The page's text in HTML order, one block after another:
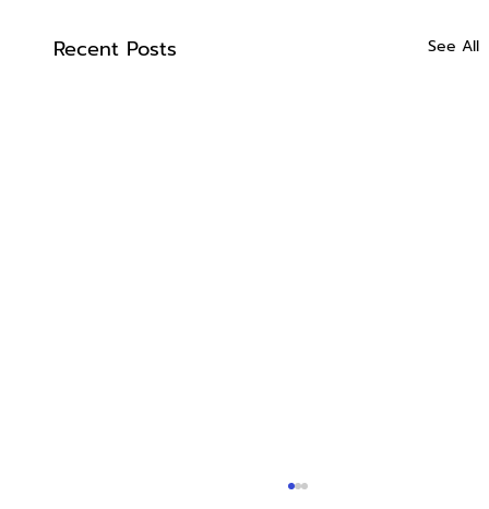
Recent Posts See All